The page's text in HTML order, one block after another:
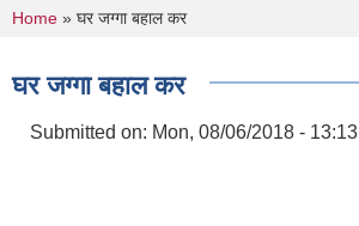
You are here
Home » घर जग्गा बहाल कर
घर जग्गा बहाल कर
Submitted on: Mon, 08/06/2018 - 13:13